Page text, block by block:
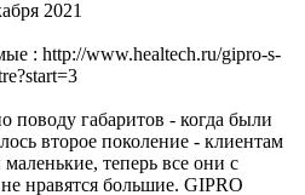
2021
: http://www.healtech.ru/gipro-s-
поводу габаритов - когда были
второе поколение - клиентам
теперь все они с
нравятся большие. GIPRO